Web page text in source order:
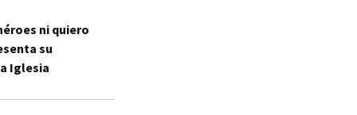
ni quiero
su
Iglesia